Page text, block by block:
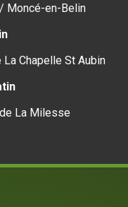
Moncé-en-Belin
Chapelle St Aubin
La Milesse